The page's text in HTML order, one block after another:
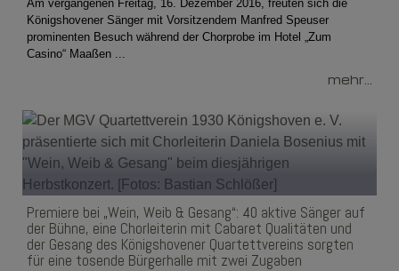
Am vergangenen Freitag, 16. Dezember 2016, freuten sich die
Königshovener Sänger mit Vorsitzendem Manfred Speuser
prominenten Besuch während der Chorprobe im Hotel „Zum
Casino“ Maaßen ...
mehr...
Premiere bei „Wein, Weib & Gesang“: 40 aktive Sänger auf
der Bühne, eine Chorleiterin mit Cabaret Qualitäten und
der Gesang des Königshovener Quartettvereins sorgten
für eine tosende Bürgerhalle mit zwei Zugaben